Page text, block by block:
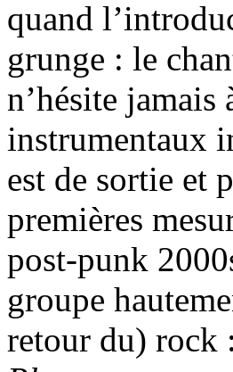
quand
grunge : le
n’hésite
instrumentaux
est de sortie et
premières
post-punk
groupe
retour du) rock